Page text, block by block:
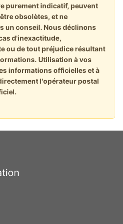
purement indicatif, peuvent
obsolètes, et ne
un conseil. Nous déclinons
d'inexactitude,
ou de tout préjudice résultant
Utilisation à vos
informations officielles et à
l'opérateur postal